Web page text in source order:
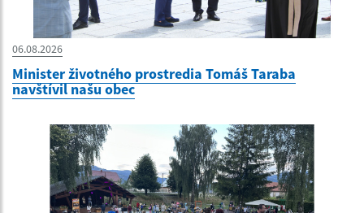
06.08.2026
Minister životného prostredia Tomáš Taraba
navštívil našu obec